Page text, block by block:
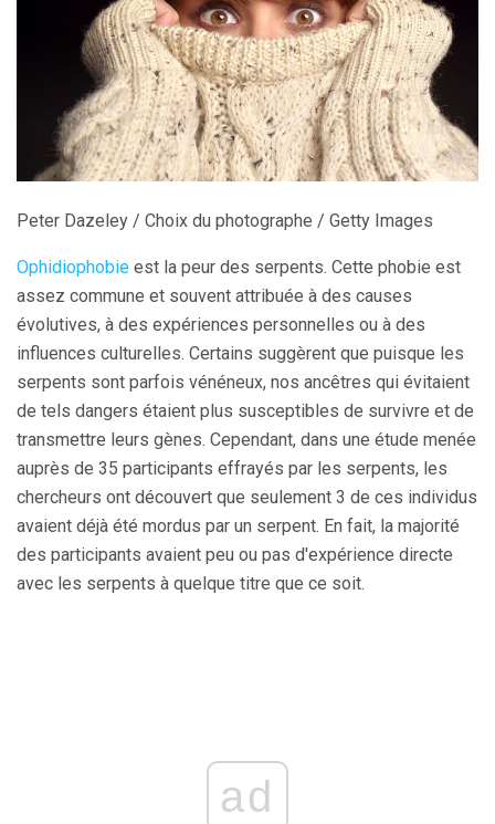
Peter Dazeley / Choix du photographe / Getty Images
Ophidiophobie est la peur des serpents. Cette phobie est
assez commune et souvent attribuée à des causes
évolutives, à des expériences personnelles ou à des
influences culturelles. Certains suggèrent que puisque les
serpents sont parfois vénéneux, nos ancêtres qui évitaient
de tels dangers étaient plus susceptibles de survivre et de
transmettre leurs gènes. Cependant, dans une étude menée
auprès de 35 participants effrayés par les serpents, les
chercheurs ont découvert que seulement 3 de ces individus
avaient déjà été mordus par un serpent. En fait, la majorité
des participants avaient peu ou pas d'expérience directe
avec les serpents à quelque titre que ce soit.
ad